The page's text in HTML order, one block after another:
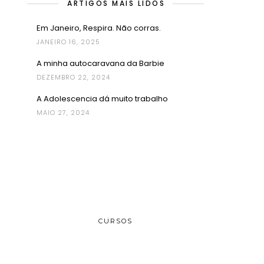
ARTIGOS MAIS LIDOS
Em Janeiro, Respira. Não corras.
JANEIRO 16, 2025
A minha autocaravana da Barbie
DEZEMBRO 22, 2024
A Adolescencia dá muito trabalho
MAIO 27, 2024
CURSOS